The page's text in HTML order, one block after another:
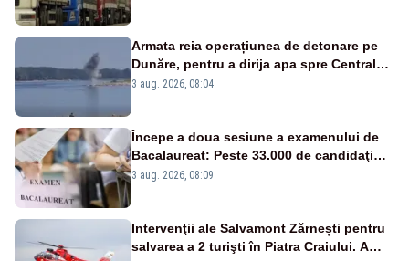
Armata reia operațiunea de detonare pe
Dunăre, pentru a dirija apa spre Centrala
Cernavodă
3 aug. 2026, 08:04
Începe a doua sesiune a examenului de
Bacalaureat: Peste 33.000 de candidaţi
înscrişi
3 aug. 2026, 08:09
Intervenţii ale Salvamont Zărnești pentru
salvarea a 2 turişti în Piatra Craiului. A